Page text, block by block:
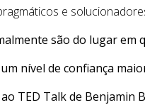
e
são do lugar em
nível de confiança
TED Talk de Benjamin